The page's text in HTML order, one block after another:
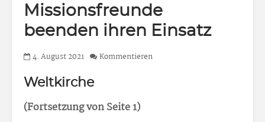
Missionsfreunde
beenden ihren Einsatz
4. August 2021 Kommentieren
Weltkirche
(Fortsetzung von Seite 1)